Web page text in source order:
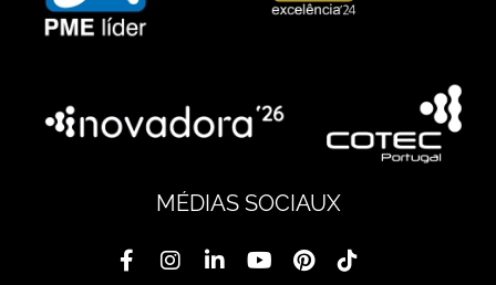
MÉDIAS SOCIAUX